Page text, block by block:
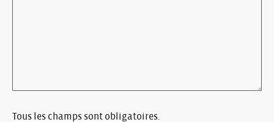
Tous les champs sont obligatoires.